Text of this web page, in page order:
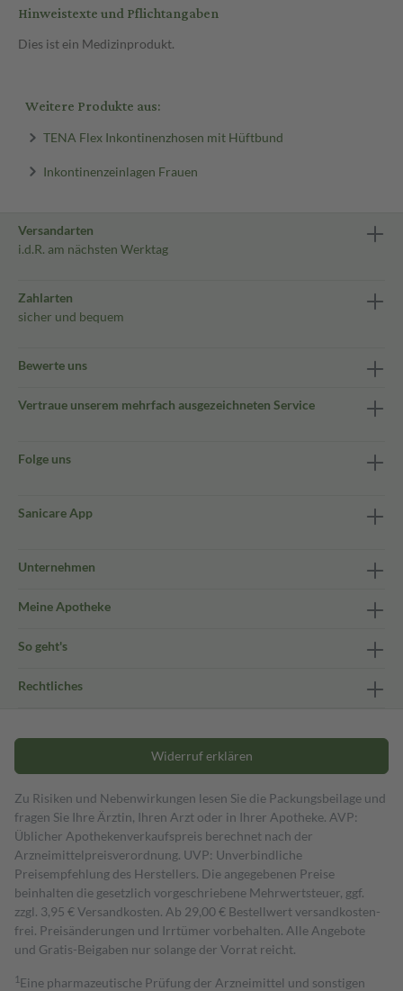
Hinweistexte und Pflichtangaben
Dies ist ein Medizinprodukt.
Weitere Produkte aus:
TENA Flex Inkontinenzhosen mit Hüftbund
Inkontinenzeinlagen Frauen
Versandarten
i.d.R. am nächsten Werktag
Zahlarten
sicher und bequem
Bewerte uns
Vertraue unserem mehrfach ausgezeichneten Service
Folge uns
Sanicare App
Unternehmen
Meine Apotheke
So geht's
Rechtliches
Widerruf erklären
Zu Risiken und Nebenwirkungen lesen Sie die Packungsbeilage und
fragen Sie Ihre Ärztin, Ihren Arzt oder in Ihrer Apotheke. AVP:
Üblicher Apothekenverkaufspreis berechnet nach der
Arzneimittelpreisverordnung. UVP: Unverbindliche
Preisempfehlung des Herstellers. Die angegebenen Preise
beinhalten die gesetzlich vorgeschriebene Mehrwertsteuer, ggf.
zzgl. 3,95 € Versandkosten. Ab 29,00 € Bestell­wert versand­kosten­
frei. Preisänderungen und Irrtümer vorbehalten. Alle Angebote
und Gratis-Beigaben nur solange der Vorrat reicht.
1 Eine pharmazeutische Prüfung der Arzneimittel und sonstigen